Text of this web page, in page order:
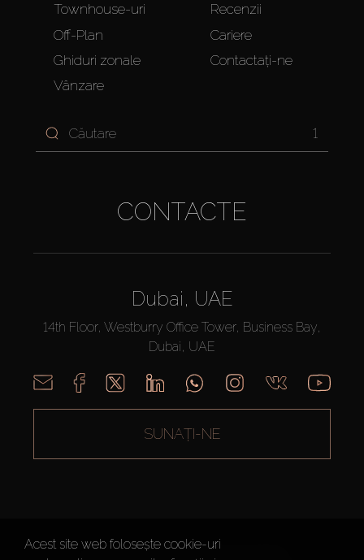
Townhouse-uri
Off-Plan
Ghiduri zonale
Vânzare
Recenzii
Cariere
Contactați-ne
1
CONTACTE
Dubai, UAE
14th Floor, Westburry Office Tower, Business Bay,
Dubai, UAE
SUNAȚI-NE
AX CAPITAL ©2026 Toate drepturile rezervate
Acest site web folosește cookie-uri